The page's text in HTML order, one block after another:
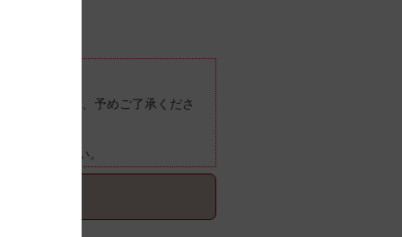
いますので、予めご了承くださ
認ください。
確認ください。